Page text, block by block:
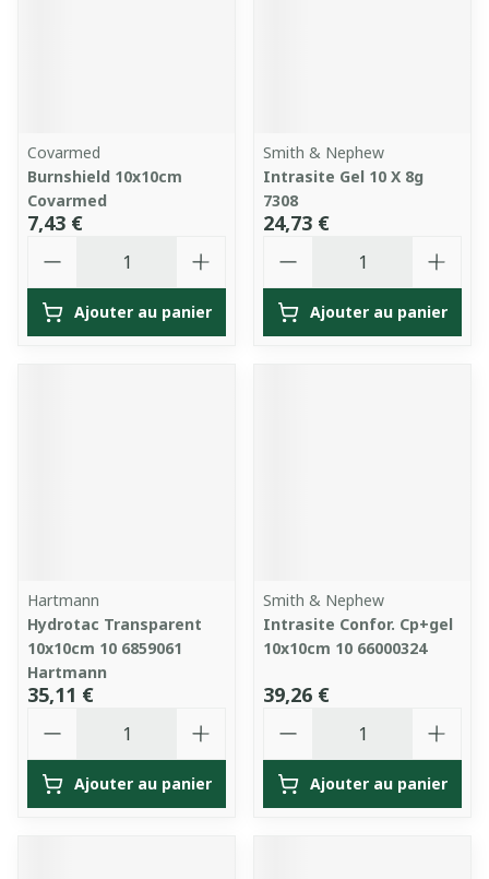
Covarmed
Burnshield 10x10cm
Covarmed
7,43 €
Ajouter au panier
Smith & Nephew
Intrasite Gel 10 X 8g
7308
24,73 €
Ajouter au panier
Hartmann
Hydrotac Transparent
10x10cm 10 6859061
Hartmann
35,11 €
Ajouter au panier
Smith & Nephew
Intrasite Confor. Cp+gel
10x10cm 10 66000324
39,26 €
Ajouter au panier